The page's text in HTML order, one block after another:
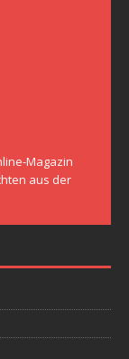
Magazin
aus der